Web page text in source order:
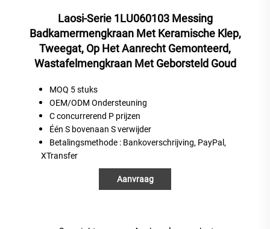
Laosi-Serie 1LU060103 Messing
Badkamermengkraan Met Keramische Klep,
Tweegat, Op Het Aanrecht Gemonteerd,
Wastafelmengkraan Met Geborsteld Goud
MOQ 5 stuks
OEM/ODM Ondersteuning
Cconcurrerend P prijzen
Één S bovenaan Sverwijder
Betalingsmethode : Bankoverschrijving, PayPal,
XTransfer
Aanvraag